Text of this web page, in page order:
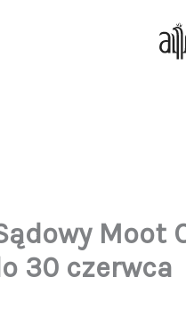
Moot
30 czerwca